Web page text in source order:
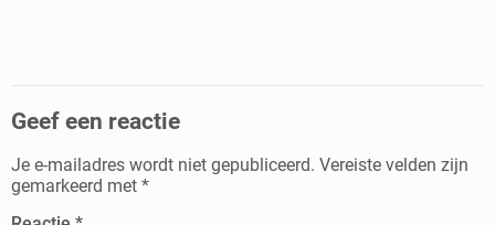
Geef een reactie
Je e-mailadres wordt niet gepubliceerd. Vereiste velden zijn
gemarkeerd met *